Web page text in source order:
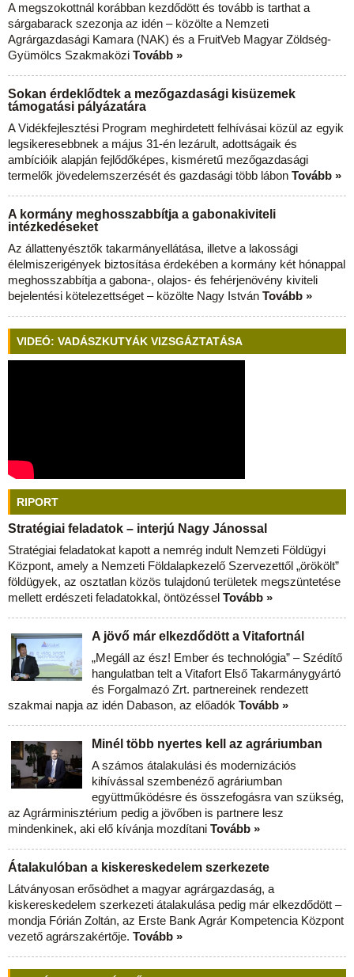
A megszokottnál korábban kezdődött és tovább is tarthat a
sárgabarack szezonja az idén – közölte a Nemzeti
Agrárgazdasági Kamara (NAK) és a FruitVeb Magyar Zöldség-
Gyümölcs Szakmaközi Tovább »
Sokan érdeklődtek a mezőgazdasági kisüzemek
támogatási pályázatára
A Vidékfejlesztési Program meghirdetett felhívásai közül az egyik
legsikeresebbnek a május 31-én lezárult, adottságaik és
ambícióik alapján fejlődőképes, kisméretű mezőgazdasági
termelők jövedelemszerzését és gazdasági több lábon Tovább »
A kormány meghosszabbítja a gabonakiviteli
intézkedéseket
Az állattenyésztők takarmányellátása, illetve a lakossági
élelmiszerigények biztosítása érdekében a kormány két hónappal
meghosszabbítja a gabona-, olajos- és fehérjenövény kiviteli
bejelentési kötelezettséget – közölte Nagy István Tovább »
VIDEÓ: VADÁSZKUTYÁK VIZSGÁZTATÁSA
RIPORT
Stratégiai feladatok – interjú Nagy Jánossal
Stratégiai feladatokat kapott a nemrég indult Nemzeti Földügyi
Központ, amely a Nemzeti Földalapkezelő Szervezettől „örökölt”
földügyek, az osztatlan közös tulajdonú területek megszüntetése
mellett erdészeti feladatokkal, öntözéssel Tovább »
A jövő már elkezdődött a Vitafortnál
„Megáll az ész! Ember és technológia” – Szédítő
hangulatban telt a Vitafort Első Takarmánygyártó
és Forgalmazó Zrt. partnereinek rendezett
szakmai napja az idén Dabason, az előadók Tovább »
Minél több nyertes kell az agráriumban
A számos átalakulási és modernizációs
kihívással szembenéző agráriumban
együttműködésre és összefogásra van szükség,
az Agrárminisztérium pedig a jövőben is partnere lesz
mindenkinek, aki elő kívánja mozdítani Tovább »
Átalakulóban a kiskereskedelem szerkezete
Látványosan erősödhet a magyar agrárgazdaság, a
kiskereskedelem szerkezeti átalakulása pedig már elkezdődött –
mondja Fórián Zoltán, az Erste Bank Agrár Kompetencia Központ
vezető agrárszakértője. Tovább »